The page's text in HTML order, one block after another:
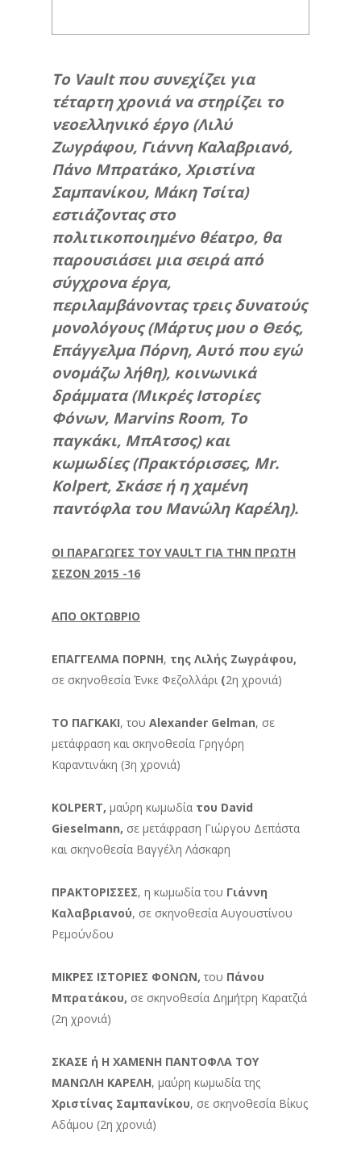
Το Vault που συνεχίζει για
τέταρτη χρονιά να στηρίζει το
νεοελληνικό έργο (Λιλύ
Ζωγράφου, Γιάννη Καλαβριανό,
Πάνο Μπρατάκο, Χριστίνα
Σαμπανίκου, Μάκη Τσίτα)
εστιάζοντας στο
πολιτικοποιημένο θέατρο, θα
παρουσιάσει μια σειρά από
σύγχρονα έργα,
περιλαμβάνοντας τρεις δυνατούς
μονολόγους (Μάρτυς μου ο Θεός,
Επάγγελμα Πόρνη, Αυτό που εγώ
ονομάζω λήθη), κοινωνικά
δράμματα (Μικρές Ιστορίες
Φόνων, Marvins Room, Το
παγκάκι, ΜπΑτσος) και
κωμωδίες (Πρακτόρισσες, Mr.
Kolpert, Σκάσε ή η χαμένη
παντόφλα του Μανώλη Καρέλη).
ΟΙ ΠΑΡΑΓΩΓΕΣ ΤΟΥ VAULT ΓΙΑ ΤΗΝ ΠΡΩΤΗ
ΣΕΖΟΝ 2015 -16
ΑΠΟ ΟΚΤΩΒΡΙΟ
ΕΠΑΓΓΕΛΜΑ ΠΟΡΝΗ, της Λιλής Ζωγράφου,
σε σκηνοθεσία Ένκε Φεζολλάρι (2η χρονιά)
ΤΟ ΠΑΓΚΑΚΙ, του Alexander Gelman, σε
μετάφραση και σκηνοθεσία Γρηγόρη
Καραντινάκη (3η χρονιά)
KOLPERT, μαύρη κωμωδία του David
Gieselmann, σε μετάφραση Γιώργου Δεπάστα
και σκηνοθεσία Βαγγέλη Λάσκαρη
ΠΡΑΚΤΟΡΙΣΣΕΣ, η κωμωδία του Γιάννη
Καλαβριανού, σε σκηνοθεσία Αυγουστίνου
Ρεμούνδου
ΜΙΚΡΕΣ ΙΣΤΟΡΙΕΣ ΦΟΝΩΝ, του Πάνου
Μπρατάκου, σε σκηνοθεσία Δημήτρη Καρατζιά
(2η χρονιά)
ΣΚΑΣΕ ή Η ΧΑΜΕΝΗ ΠΑΝΤΟΦΛΑ ΤΟΥ
ΜΑΝΩΛΗ ΚΑΡΕΛΗ, μαύρη κωμωδία της
Χριστίνας Σαμπανίκου, σε σκηνοθεσία Bίκυς
Αδάμου (2η χρονιά)